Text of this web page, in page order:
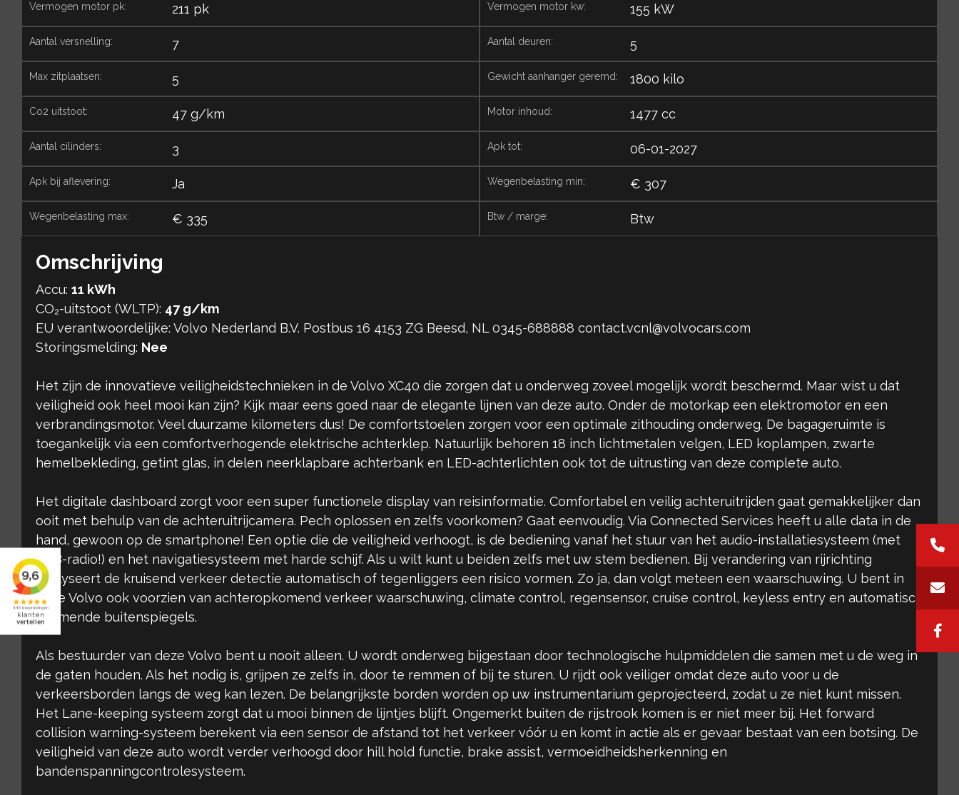
vermogen motor pk: 211 pk vermogen motor kw: 155 kW
aantal versnelling: 7 aantal deuren: 5
max zitplaatsen: 5 gewicht aanhanger geremd: 1800 kilo
co2 uitstoot: 47 g/km motor inhoud: 1477 cc
aantal cilinders: 3 apk tot: 06-01-2027
apk bij aflevering: Ja wegenbelasting min: € 307
wegenbelasting max: € 335 btw / marge: Btw
Omschrijving
Accu: 11 kWh
CO₂-uitstoot (WLTP): 47 g/km
EU verantwoordelijke: Volvo Nederland B.V. Postbus 16 4153 ZG Beesd, NL 0345-688888 contact.vcnl@volvocars.com
Storingsmelding: Nee
Het zijn de innovatieve veiligheidstechnieken in de Volvo XC40 die zorgen dat u onderweg zoveel mogelijk wordt beschermd. Maar wist u dat
veiligheid ook heel mooi kan zijn? Kijk maar eens goed naar de elegante lijnen van deze auto. Onder de motorkap een elektromotor en een
verbrandingsmotor. Veel duurzame kilometers dus! De comfortstoelen zorgen voor een optimale zithouding onderweg. De bagageruimte is
toegankelijk via een comfortverhogende elektrische achterklep. Natuurlijk behoren 18 inch lichtmetalen velgen, LED koplampen, zwarte
hemelbekleding, getint glas, in delen neerklapbare achterbank en LED-achterlichten ook tot de uitrusting van deze complete auto.
Het digitale dashboard zorgt voor een super functionele display van reisinformatie. Comfortabel en veilig achteruitrijden gaat gemakkelijker dan
ooit met behulp van de achteruitrijcamera. Pech oplossen en zelfs voorkomen? Gaat eenvoudig. Via Connected Services heeft u alle data in de
hand, gewoon op de smartphone! Een optie die de veiligheid verhoogt, is de bediening vanaf het stuur van het audio-installatiesysteem (met
DAB-radio!) en het navigatiesysteem met harde schijf. Als u wilt kunt u beiden zelfs met uw stem bedienen. Bij verandering van rijrichting
analyseert de kruisend verkeer detectie automatisch of tegenliggers een risico vormen. Zo ja, dan volgt meteen een waarschuwing. U bent in
deze Volvo ook voorzien van achteropkomend verkeer waarschuwing, climate control, regensensor, cruise control, keyless entry en automatisch
dimmende buitenspiegels.
Als bestuurder van deze Volvo bent u nooit alleen. U wordt onderweg bijgestaan door technologische hulpmiddelen die samen met u de weg in
de gaten houden. Als het nodig is, grijpen ze zelfs in, door te remmen of bij te sturen. U rijdt ook veiliger omdat deze auto voor u de
verkeersborden langs de weg kan lezen. De belangrijkste borden worden op uw instrumentarium geprojecteerd, zodat u ze niet kunt missen.
Het Lane-keeping systeem zorgt dat u mooi binnen de lijntjes blijft. Ongemerkt buiten de rijstrook komen is er niet meer bij. Het forward
collision warning-systeem berekent via een sensor de afstand tot het verkeer vóór u en komt in actie als er gevaar bestaat van een botsing. De
veiligheid van deze auto wordt verder verhoogd door hill hold functie, brake assist, vermoeidheidsherkenning en
bandenspanningcontrolesysteem.